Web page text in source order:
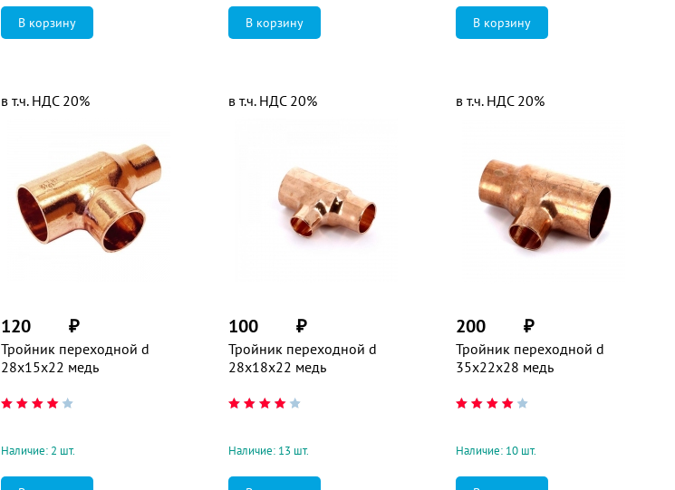
Тройник переходной d
28х15х22 медь
120 ₽
в т.ч. НДС 20%
Наличие: 2 шт.
Тройник переходной d
28х18х22 медь
100 ₽
в т.ч. НДС 20%
Наличие: 13 шт.
Тройник переходной d
35х22х28 медь
200 ₽
в т.ч. НДС 20%
Наличие: 10 шт.